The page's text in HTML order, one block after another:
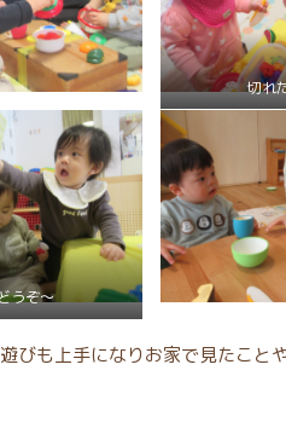
切れ
うぞ～
びも上手になりお家で見たこと